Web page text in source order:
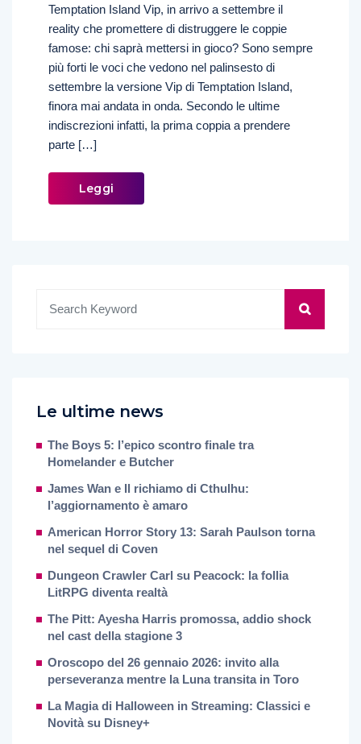
Temptation Island Vip, in arrivo a settembre il
reality che promettere di distruggere le coppie
famose: chi saprà mettersi in gioco? Sono sempre
più forti le voci che vedono nel palinsesto di
settembre la versione Vip di Temptation Island,
finora mai andata in onda. Secondo le ultime
indiscrezioni infatti, la prima coppia a prendere
parte […]
Leggi
Le ultime news
The Boys 5: l’epico scontro finale tra
Homelander e Butcher
James Wan e Il richiamo di Cthulhu:
l’aggiornamento è amaro
American Horror Story 13: Sarah Paulson torna
nel sequel di Coven
Dungeon Crawler Carl su Peacock: la follia
LitRPG diventa realtà
The Pitt: Ayesha Harris promossa, addio shock
nel cast della stagione 3
Oroscopo del 26 gennaio 2026: invito alla
perseveranza mentre la Luna transita in Toro
La Magia di Halloween in Streaming: Classici e
Novità su Disney+